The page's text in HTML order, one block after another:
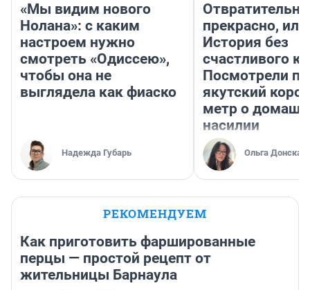
«Мы видим нового
Нолана»: с каким
настроем нужно
смотреть «Одиссею»,
чтобы она не
выглядела как фиаско
Надежда Губарь
Отвратительно
прекрасно, или
История без
счастливого
Посмотрели
якутский
метр о
насилии
Ольга Донская
РЕКОМЕНДУЕМ
Как приготовить фаршированные
перцы — простой рецепт от
жительницы Барнаула